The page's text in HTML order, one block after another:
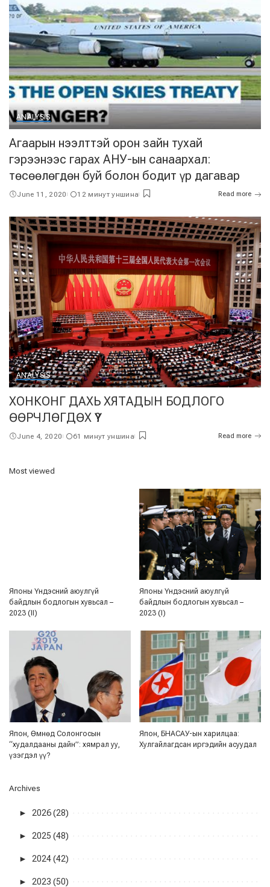
ANALYSIS
Агаарын нээлттэй орон зайн тухай
гэрээнээс гарах АНУ-ын санаархал:
төсөөлөгдөн буй болон бодит үр дагавар
June 11, 2020 12 минут уншина Read more
ANALYSIS
ХОНКОНГ ДАХЬ ХЯТАДЫН БОДЛОГО
ӨӨРЧЛӨГДӨХ ҮҮ?
June 4, 2020 61 минут уншина Read more
Most viewed
Японы Үндэсний аюулгүй
байдлын бодлогын хувьсал –
2023 (II)
Японы Үндэсний аюулгүй
байдлын бодлогын хувьсал –
2023 (I)
Япон, Өмнөд Солонгосын
“худалдааны дайн”: хямрал уу,
үзэгдэл үү?
Япон, БНАСАУ-ын харилцаа:
Хулгайлагдсан иргэдийн асуудал
Archives
► 2026 (28)
► 2025 (48)
► 2024 (42)
► 2023 (50)